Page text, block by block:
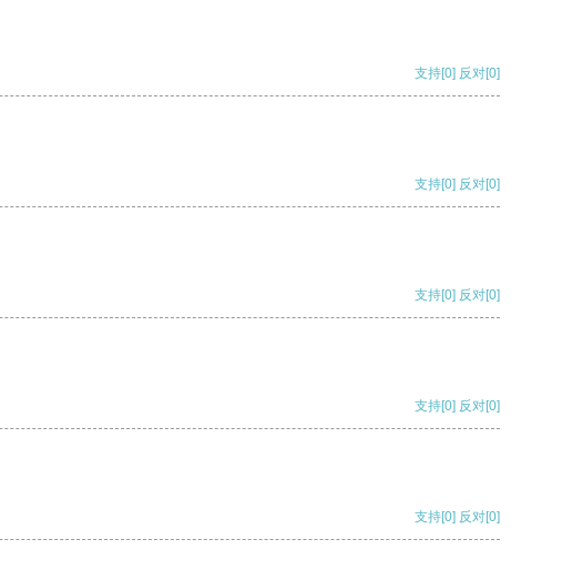
支持[0] 反对[0]
支持[0] 反对[0]
支持[0] 反对[0]
支持[0] 反对[0]
支持[0] 反对[0]